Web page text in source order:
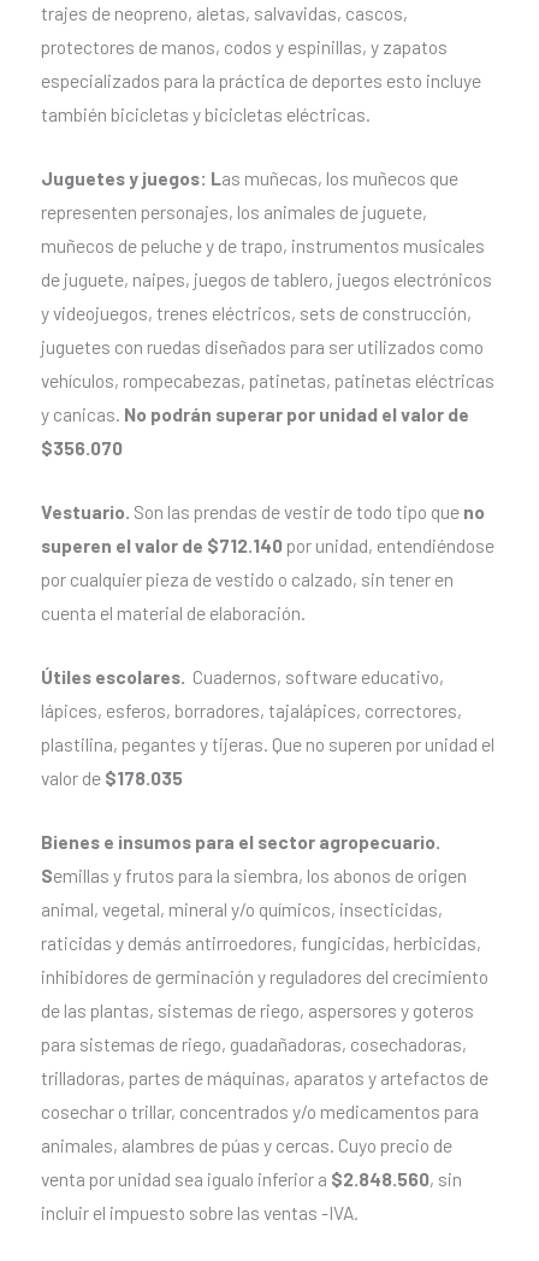
trajes de neopreno, aletas, salvavidas, cascos,
protectores de manos, codos y espinillas, y zapatos
especializados para la práctica de deportes esto incluye
también bicicletas y bicicletas eléctricas.
Juguetes y juegos: Las muñecas, los muñecos que
representen personajes, los animales de juguete,
muñecos de peluche y de trapo, instrumentos musicales
de juguete, naipes, juegos de tablero, juegos electrónicos
y videojuegos, trenes eléctricos, sets de construcción,
juguetes con ruedas diseñados para ser utilizados como
vehículos, rompecabezas, patinetas, patinetas eléctricas
y canicas. No podrán superar por unidad el valor de
$356.070
Vestuario. Son las prendas de vestir de todo tipo que no
superen el valor de $712.140por unidad, entendiéndose
por cualquier pieza de vestido o calzado, sin tener en
cuenta el material de elaboración.
Útiles escolares. Cuadernos, software educativo,
lápices, esferos, borradores, tajalápices, correctores,
plastilina, pegantes y tijeras. Que no superen por unidad el
valor de $178.035
Bienes e insumos para el sector agropecuario.
Semillas y frutos para la siembra, los abonos de origen
animal, vegetal, mineral y/o químicos, insecticidas,
raticidas y demás antirroedores, fungicidas, herbicidas,
inhibidores de germinación y reguladores del crecimiento
de las plantas, sistemas de riego, aspersores y goteros
para sistemas de riego, guadañadoras, cosechadoras,
trilladoras, partes de máquinas, aparatos y artefactos de
cosechar o trillar, concentrados y/o medicamentos para
animales, alambres de púas y cercas. Cuyo precio de
venta por unidad sea igualo inferior a $2.848.560, sin
incluir el impuesto sobre las ventas -IVA.